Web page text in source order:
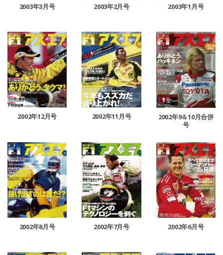
2003年3月号 2003年2月号 2003年1月号
2002年12月号 2002年11月号
2002年9＆10月合併
号
2002年8月号 2002年7月号 2002年6月号